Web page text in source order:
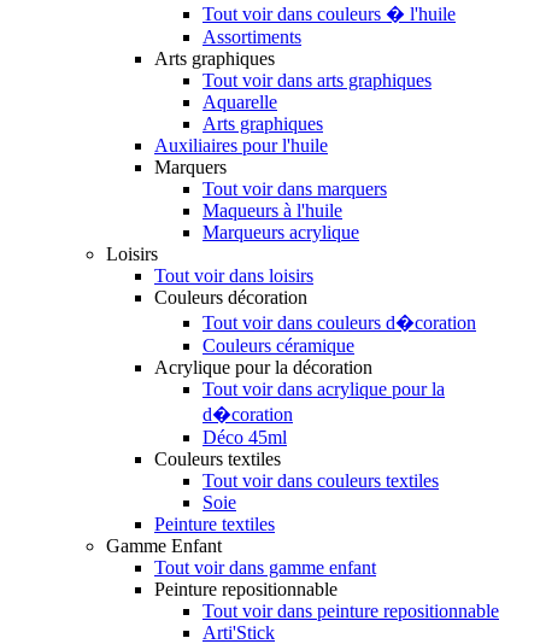
Tout voir dans couleurs � l'huile
Assortiments
Arts graphiques
Tout voir dans arts graphiques
Aquarelle
Arts graphiques
Auxiliaires pour l'huile
Marquers
Tout voir dans marquers
Maqueurs à l'huile
Marqueurs acrylique
Loisirs
Tout voir dans loisirs
Couleurs décoration
Tout voir dans couleurs d�coration
Couleurs céramique
Acrylique pour la décoration
Tout voir dans acrylique pour la
d�coration
Déco 45ml
Couleurs textiles
Tout voir dans couleurs textiles
Soie
Peinture textiles
Gamme Enfant
Tout voir dans gamme enfant
Peinture repositionnable
Tout voir dans peinture repositionnable
Arti'Stick